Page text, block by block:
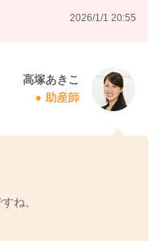
2026/1/1 20:55
高塚あきこ
助産師
ね。